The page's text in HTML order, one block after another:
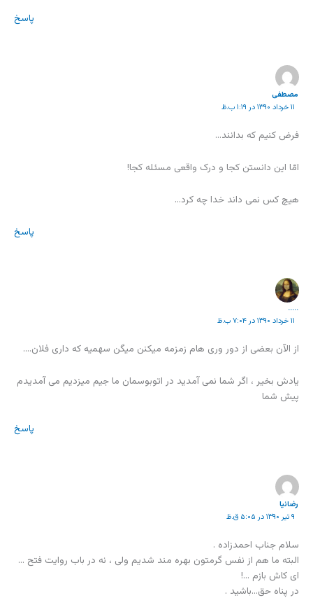
پاسخ
مصطفی
۱۱ خرداد ۱۳۹۰ در ۱:۱۹ ب.ظ
فرض کنیم که بدانند…
امّا این دانستن کجا و درک واقعی مسئله کجا!
هیچ کس نمی داند خدا چه کرد…
پاسخ
.....
۱۱ خرداد ۱۳۹۰ در ۷:۰۴ ب.ظ
از الآن بعضی از دور وری هام زمزمه میکنن میگن سهمیه که داری فلان….
یادش بخیر ، اگر شما نمی آمدید در اتوبوسمان ما جیم میزدیم می آمدیدم
پیش شما
پاسخ
رضانیا
۹ تیر ۱۳۹۰ در ۵:۰۵ ق.ظ
سلام جناب احمدزاده .
البته ما هم از نفس گرمتون بهره مند شدیم ولی ، نه در باب روایت فتح …
ای کاش بازم …!
در پناه حق…باشید .